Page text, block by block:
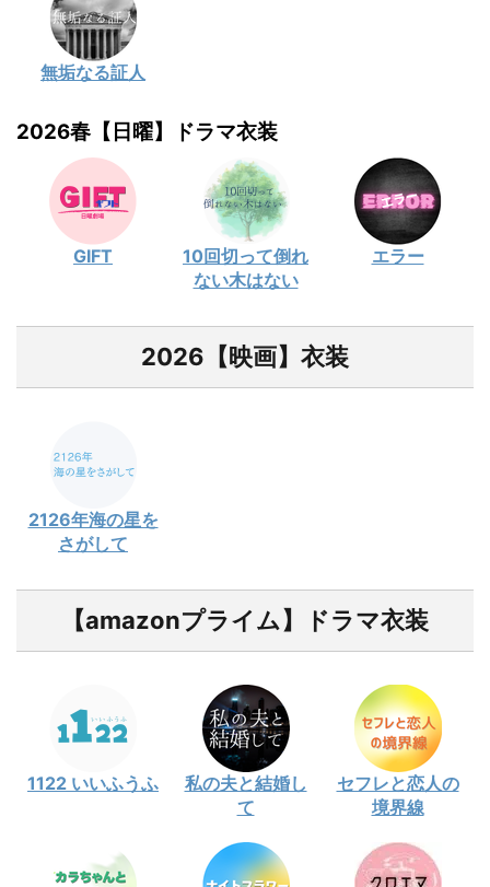
無垢なる証人
2026春【日曜】ドラマ衣装
GIFT
10回切って倒れ
ない木はない
エラー
2026【映画】衣装
2126年海の星を
さがして
【amazonプライム】ドラマ衣装
1122 いいふうふ
私の夫と結婚し
て
セフレと恋人の
境界線